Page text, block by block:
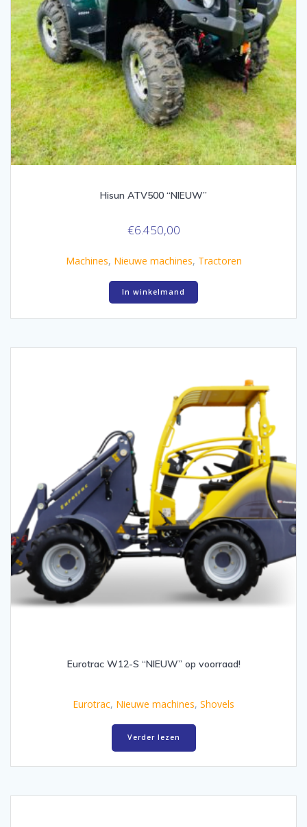
Hisun ATV500 “NIEUW”
€6.450,00
Machines, Nieuwe machines, Tractoren
In winkelmand
Eurotrac W12-S “NIEUW” op voorraad!
Eurotrac, Nieuwe machines, Shovels
Verder lezen